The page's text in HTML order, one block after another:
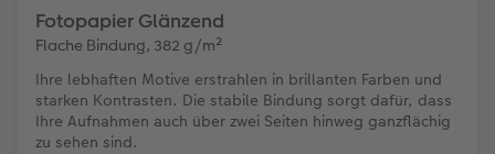
Fotopapier Glänzend
Flache Bindung, 382 g/m²
Ihre lebhaften Motive erstrahlen in brillanten Farben und
starken Kontrasten. Die stabile Bindung sorgt dafür, dass
Ihre Aufnahmen auch über zwei Seiten hinweg ganzflächig
zu sehen sind.